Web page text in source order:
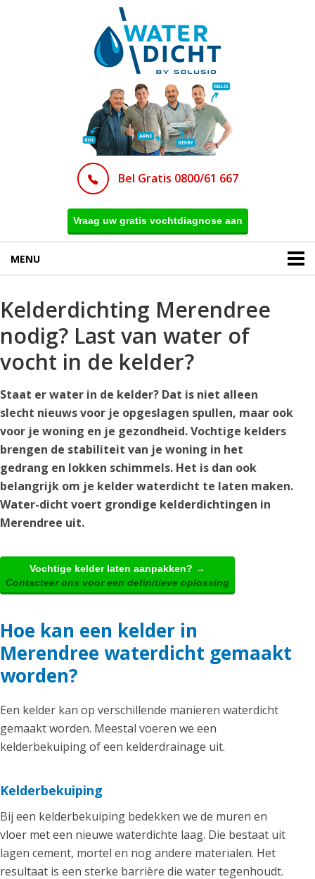
Bel Gratis 0800/61 667
Vraag uw gratis vochtdiagnose aan
MENU
Kelderdichting Merendree
nodig? Last van water of
vocht in de kelder?
Staat er water in de kelder? Dat is niet alleen
slecht nieuws voor je opgeslagen spullen, maar ook
voor je woning en je gezondheid. Vochtige kelders
brengen de stabiliteit van je woning in het
gedrang en lokken schimmels. Het is dan ook
belangrijk om je kelder waterdicht te laten maken.
Water-dicht voert grondige kelderdichtingen in
Merendree uit.
Vochtige kelder laten aanpakken? →
Contacteer ons voor een definitieve oplossing
Hoe kan een kelder in
Merendree waterdicht gemaakt
worden?
Een kelder kan op verschillende manieren waterdicht
gemaakt worden. Meestal voeren we een
kelderbekuiping of een kelderdrainage uit.
Kelderbekuiping
Bij een kelderbekuiping bedekken we de muren en
vloer met een nieuwe waterdichte laag. Die bestaat uit
lagen cement, mortel en nog andere materialen. Het
resultaat is een sterke barrière die water tegenhoudt.